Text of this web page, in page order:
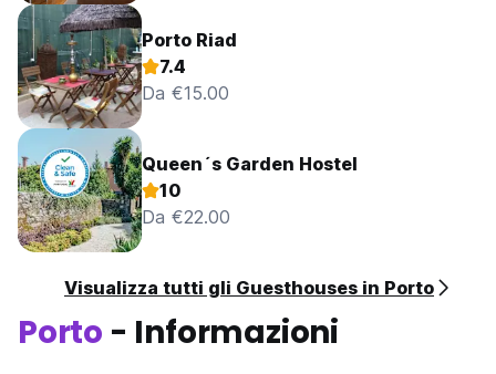
Porto Riad
7.4
Da €15.00
Queen´s Garden Hostel
10
Da €22.00
Visualizza tutti gli Guesthouses in Porto
Porto - Informazioni